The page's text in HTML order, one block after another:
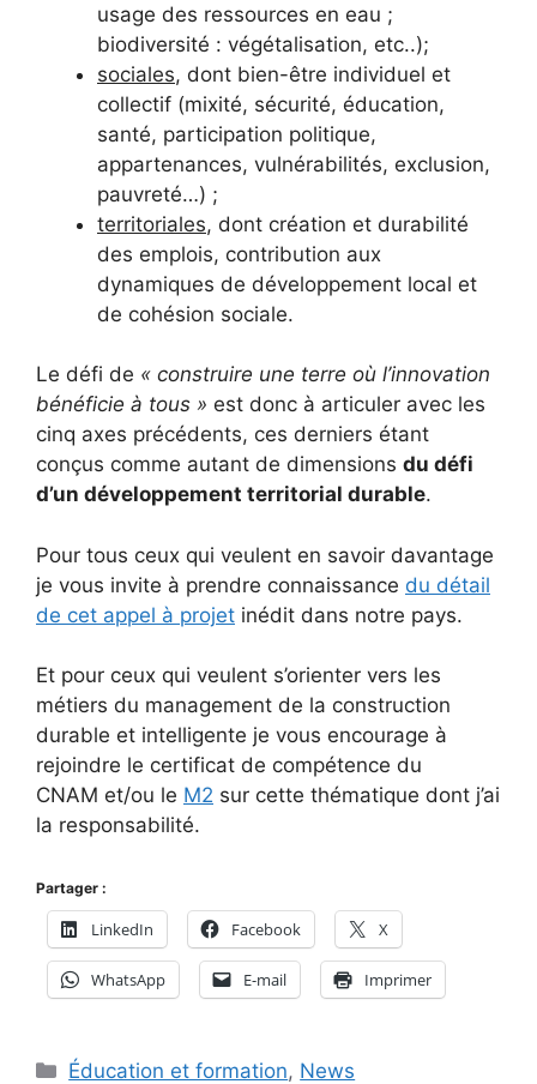
usage des ressources en eau ;
biodiversité : végétalisation, etc..);
sociales, dont bien-être individuel et
collectif (mixité, sécurité, éducation,
santé, participation politique,
appartenances, vulnérabilités, exclusion,
pauvreté…) ;
territoriales, dont création et durabilité
des emplois, contribution aux
dynamiques de développement local et
de cohésion sociale.
Le défi de « construire une terre où l’innovation
bénéficie à tous » est donc à articuler avec les
cinq axes précédents, ces derniers étant
conçus comme autant de dimensions du défi
d’un développement territorial durable.
Pour tous ceux qui veulent en savoir davantage
je vous invite à prendre connaissance du détail
de cet appel à projet inédit dans notre pays.
Et pour ceux qui veulent s’orienter vers les
métiers du management de la construction
durable et intelligente je vous encourage à
rejoindre le certificat de compétence du
CNAM et/ou le M2 sur cette thématique dont j’ai
la responsabilité.
Partager :
LinkedIn Facebook X
WhatsApp E-mail Imprimer
Catégories
Éducation et formation, News